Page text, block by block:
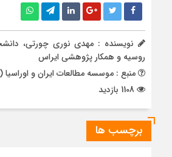
نویسنده : مهدی نوری چورتی،
روسیه و همکار پژوهشی ایراس
منبع : موسسه مطالعات ایران و اوراسیا
برچسب ها